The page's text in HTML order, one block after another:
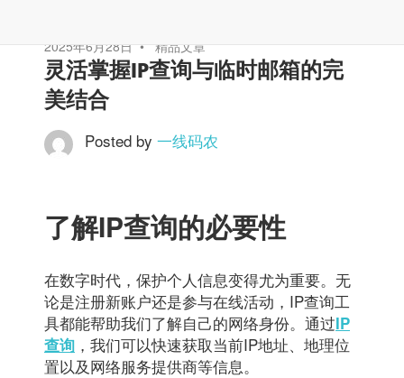
2025年6月28日 精品文章
灵活掌握IP查询与临时邮箱的完
美结合
Posted by 一线码农
了解IP查询的必要性
在数字时代，保护个人信息变得尤为重要。无
论是注册新账户还是参与在线活动，IP查询工
具都能帮助我们了解自己的网络身份。通过IP
查询 ，我们可以快速获取当前IP地址、地理位
置以及网络服务提供商等信息。